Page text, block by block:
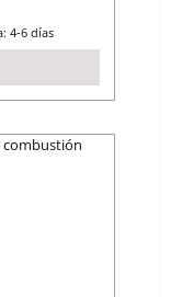
4-6 días